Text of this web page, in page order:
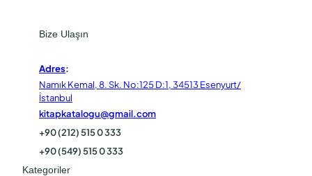
Bize Ulaşın
Adres:
Namık Kemal, 8. Sk. No:125 D:1, 34513 Esenyurt/
İstanbul
kitapkatalogu@gmail.com
+90 (212) 515 0 333
+90 (549) 515 0 333
Kategoriler